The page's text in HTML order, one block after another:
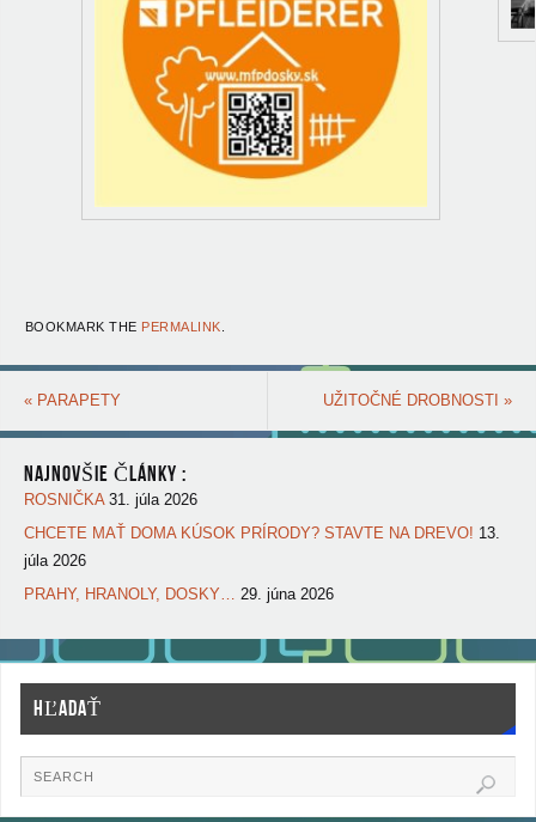
BOOKMARK THE PERMALINK
«PARAPETY UŽITOČNÉ DROBNOSTI»
NAJNOVŠIE ČLÁNKY :
ROSNIČKA 31. júla 2026
CHCETE MAŤ DOMA KÚSOK PRÍRODY? STAVTE NA DREVO! 13.
júla 2026
PRAHY, HRANOLY, DOSKY… 29. júna 2026
HĽADAŤ